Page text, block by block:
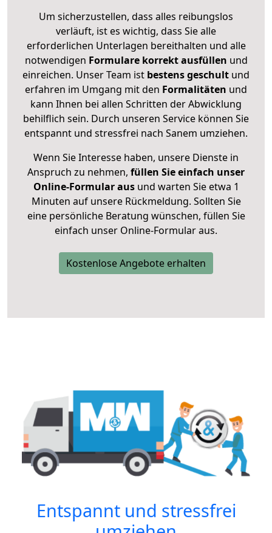
Um sicherzustellen, dass alles reibungslos
verläuft, ist es wichtig, dass Sie alle
erforderlichen Unterlagen bereithalten und alle
notwendigen Formulare korrekt ausfüllen und
einreichen. Unser Team ist bestens geschult und
erfahren im Umgang mit den Formalitäten und
kann Ihnen bei allen Schritten der Abwicklung
behilflich sein. Durch unseren Service können Sie
entspannt und stressfrei nach Sanem umziehen.
Wenn Sie Interesse haben, unsere Dienste in
Anspruch zu nehmen, füllen Sie einfach unser
Online-Formular ausund warten Sie etwa 1
Minuten auf unsere Rückmeldung. Sollten Sie
eine persönliche Beratung wünschen, füllen Sie
einfach unser Online-Formular aus.
Kostenlose Angebote erhalten
Entspannt und stressfrei